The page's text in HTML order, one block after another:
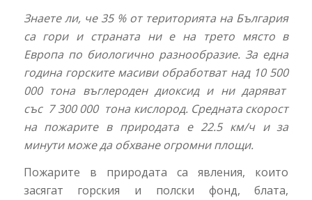
Знаете ли, че 35 % от територията на България
са гори и страната ни е на трето място в
Европа по биологично разнообразие. За една
година горските масиви обработват над 10 500
000 тона въглероден диоксид и ни даряват
със 7 300 000 тона кислород. Средната скорост
на пожарите в природата е 22.5 км/ч и за
минути може да обхване огромни площи.
Пожарите в природата са явления, които
засягат горския и полски фонд, блата,